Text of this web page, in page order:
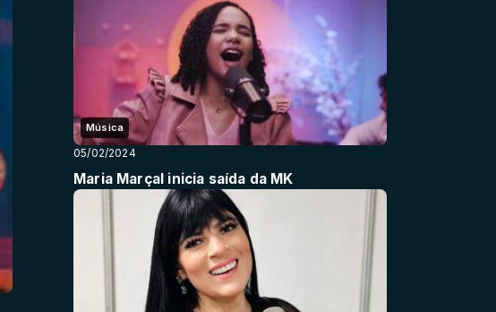
Música
05/02/2024
Maria Marçal inicia saída da MK